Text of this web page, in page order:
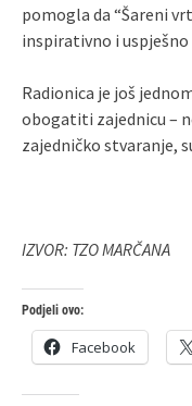
pomogla da “Šareni
inspirativno i
Radionica je još
obogatiti zajednicu –
zajedničko stvaranje,
IZVOR: TZO MARČANA
Podjeli ovo:
Facebook